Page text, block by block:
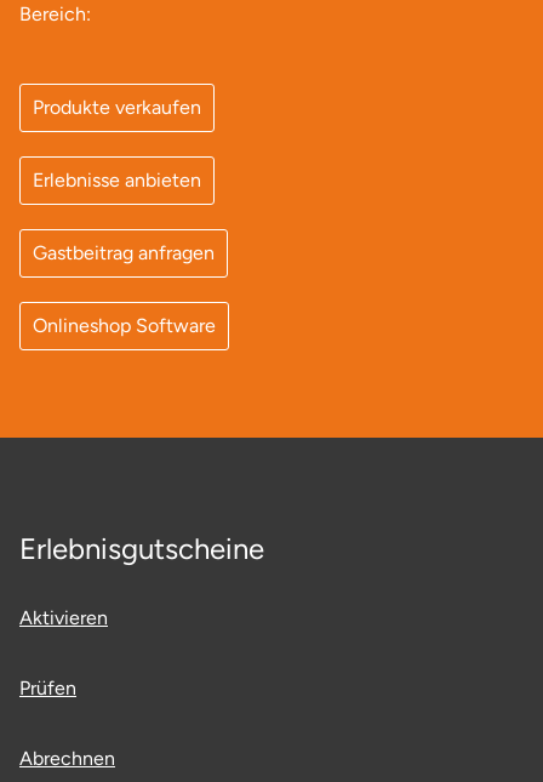
Bereich:
Produkte verkaufen
Erlebnisse anbieten
Gastbeitrag anfragen
Onlineshop Software
Erlebnisgutscheine
Aktivieren
Prüfen
Abrechnen